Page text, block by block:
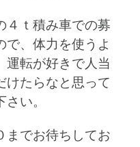
４ｔ積み車での募
、体力を使うよ
運転が好きで人当
けたらなと思って
い。
までお待ちしてお